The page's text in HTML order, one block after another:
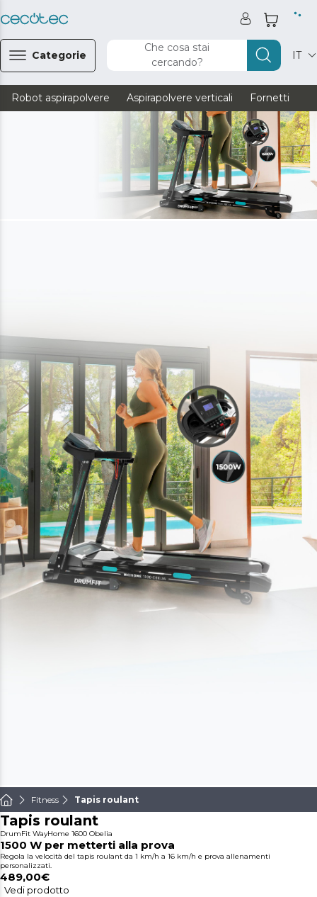
Categorie
Che cosa stai
cercando?
IT
Robot aspirapolvere Aspirapolvere verticali Fornetti
Fitness Tapis roulant
Tapis roulant
DrumFit WayHome 1600 Obelia
1500 W per metterti alla prova
Regola la velocità del tapis roulant da 1 km/h a 16 km/h e prova allenamenti
personalizzati.
489,00€
Vedi prodotto